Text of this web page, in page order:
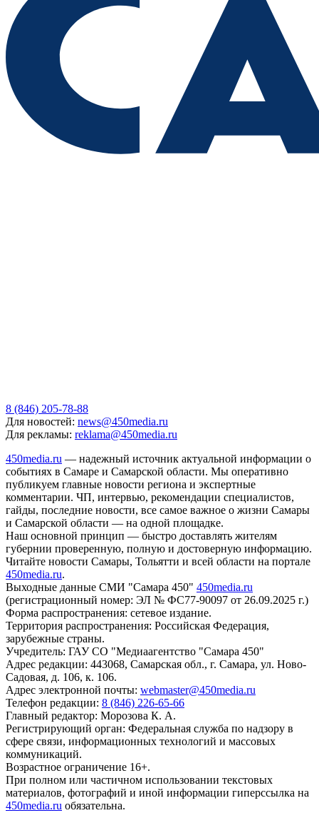
8 (846) 205-78-88
Для новостей: news@450media.ru
Для рекламы: reklama@450media.ru
450media.ru — надежный источник актуальной информации о
событиях в Самаре и Самарской области. Мы оперативно
публикуем главные новости региона и экспертные
комментарии. ЧП, интервью, рекомендации специалистов,
гайды, последние новости, все самое важное о жизни Самары
и Самарской области — на одной площадке.
Наш основной принцип — быстро доставлять жителям
губернии проверенную, полную и достоверную информацию.
Читайте новости Самары, Тольятти и всей области на портале
450media.ru.
Выходные данные СМИ "Самара 450" 450media.ru
(регистрационный номер: ЭЛ № ФС77-90097 от 26.09.2025 г.)
Форма распространения: сетевое издание.
Территория распространения: Российская Федерация,
зарубежные страны.
Учредитель: ГАУ СО "Медиаагентство "Самара 450"
Адрес редакции: 443068, Самарская обл., г. Самара, ул. Ново-
Садовая, д. 106, к. 106.
Адрес электронной почты: webmaster@450media.ru
Телефон редакции: 8 (846) 226-65-66
Главный редактор: Морозова К. А.
Регистрирующий орган: Федеральная служба по надзору в
сфере связи, информационных технологий и массовых
коммуникаций.
Возрастное ограничение 16+.
При полном или частичном использовании текстовых
материалов, фотографий и иной информации гиперссылка на
450media.ru обязательна.